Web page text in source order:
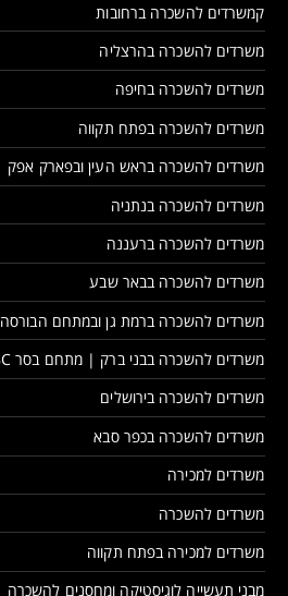
קמשרדים להשכרה ברחובות
משרדים להשכרה בהרצליה
משרדים להשכרה בחיפה
משרדים להשכרה בפתח תקווה
משרדים להשכרה בראש העין ובפארק אפק
משרדים להשכרה בנתניה
משרדים להשכרה ברעננה
משרדים להשכרה בבאר שבע
משרדים להשכרה ברמת גן ובמתחם הבורסה
משרדים להשכרה בבני ברק | מתחם בסר BBC
משרדים להשכרה בירושלים
משרדים להשכרה בכפר סבא
משרדים למכירה
משרדים להשכרה
משרדים למכירה בפתח תקווה
מבני תעשייה לוגיסטיקה ומחסנים להשכרה